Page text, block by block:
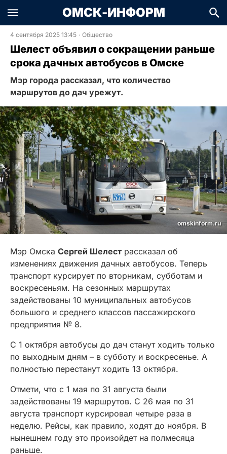
ОМСК-ИНФОРМ
4 сентября 2025 13:45 · Общество
Шелест объявил о сокращении раньше
срока дачных автобусов в Омске
Мэр города рассказал, что количество
маршрутов до дач урежут.
omskinform.ru
Мэр Омска Сергей Шелест рассказал об
изменениях движения дачных автобусов. Теперь
транспорт курсирует по вторникам, субботам и
воскресеньям. На сезонных маршрутах
задействованы 10 муниципальных автобусов
большого и среднего классов пассажирского
предприятия № 8.
С 1 октября автобусы до дач станут ходить только
по выходным дням – в субботу и воскресенье. А
полностью перестанут ходить 13 октября.
Отмети, что с 1 мая по 31 августа были
задействованы 19 маршрутов. С 26 мая по 31
августа транспорт курсировал четыре раза в
неделю. Рейсы, как правило, ходят до ноября. В
нынешнем году это произойдет на полмесяца
раньше.